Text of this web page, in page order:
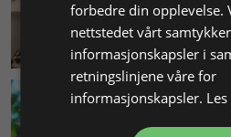
forbedre din opplevelse.
nettstedet vårt
informasjonskapsler i
retningslinjene våre for
informasjonskapsler.